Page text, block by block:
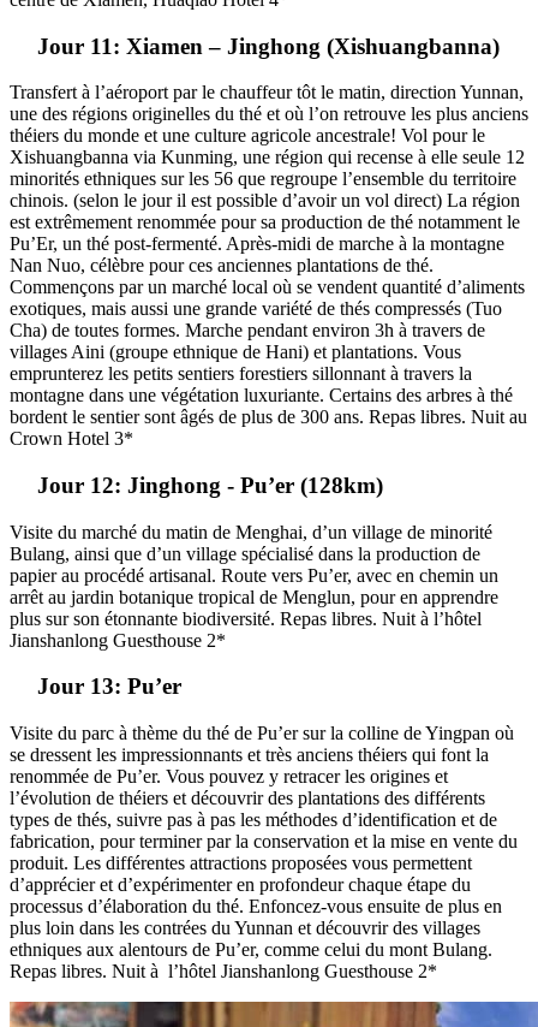
Jour 11: Xiamen – Jinghong (Xishuangbanna)
Transfert à l’aéroport par le chauffeur tôt le matin, direction Yunnan,
une des régions originelles du thé et où l’on retrouve les plus anciens
théiers du monde et une culture agricole ancestrale! Vol pour le
Xishuangbanna via Kunming, une région qui recense à elle seule 12
minorités ethniques sur les 56 que regroupe l’ensemble du territoire
chinois. (selon le jour il est possible d’avoir un vol direct) La région
est extrêmement renommée pour sa production de thé notamment le
Pu’Er, un thé post-fermenté. Après-midi de marche à la montagne
Nan Nuo, célèbre pour ces anciennes plantations de thé.
Commençons par un marché local où se vendent quantité d’aliments
exotiques, mais aussi une grande variété de thés compressés (Tuo
Cha) de toutes formes. Marche pendant environ 3h à travers de
villages Aini (groupe ethnique de Hani) et plantations. Vous
emprunterez les petits sentiers forestiers sillonnant à travers la
montagne dans une végétation luxuriante. Certains des arbres à thé
bordent le sentier sont âgés de plus de 300 ans. Repas libres. Nuit au
Crown Hotel 3*
Jour 12: Jinghong - Pu’er (128km)
Visite du marché du matin de Menghai, d’un village de minorité
Bulang, ainsi que d’un village spécialisé dans la production de
papier au procédé artisanal. Route vers Pu’er, avec en chemin un
arrêt au jardin botanique tropical de Menglun, pour en apprendre
plus sur son étonnante biodiversité. Repas libres. Nuit à l’hôtel
Jianshanlong Guesthouse 2*
Jour 13: Pu’er
Visite du parc à thème du thé de Pu’er sur la colline de Yingpan où
se dressent les impressionnants et très anciens théiers qui font la
renommée de Pu’er. Vous pouvez y retracer les origines et
l’évolution de théiers et découvrir des plantations des différents
types de thés, suivre pas à pas les méthodes d’identification et de
fabrication, pour terminer par la conservation et la mise en vente du
produit. Les différentes attractions proposées vous permettent
d’apprécier et d’expérimenter en profondeur chaque étape du
processus d’élaboration du thé. Enfoncez-vous ensuite de plus en
plus loin dans les contrées du Yunnan et découvrir des villages
ethniques aux alentours de Pu’er, comme celui du mont Bulang.
Repas libres. Nuit à l’hôtel Jianshanlong Guesthouse 2*